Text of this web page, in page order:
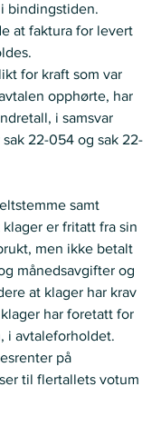
bindingstiden.
at faktura for levert
for kraft som var
opphørte, har
i samsvar
22-054 og sak 22-
samt
er fritatt fra sin
men ikke betalt
månedsavgifter og
at klager har krav
har foretatt for
i avtaleforholdet.
på
til flertallets votum